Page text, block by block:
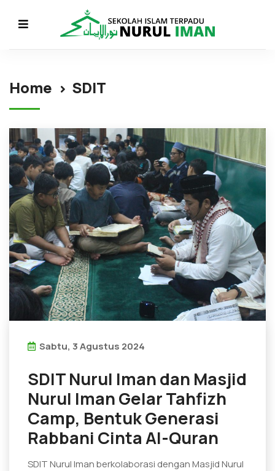
Home SDIT
Sabtu, 3 Agustus 2024
SDIT Nurul Iman dan Masjid
Nurul Iman Gelar Tahfizh
Camp, Bentuk Generasi
Rabbani Cinta Al-Quran
SDIT Nurul Iman berkolaborasi dengan Masjid Nurul